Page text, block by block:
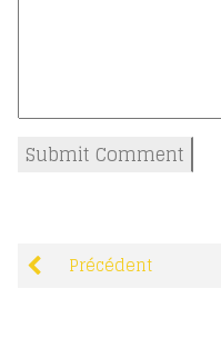
Précédent